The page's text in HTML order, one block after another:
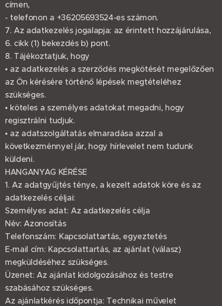
címen,
- telefonon a +36205693524-es számon.
7. Az adatkezelés jogalapja: az érintett hozzájárulása,
6. cikk (1) bekezdés b) pont.
8. Tájékoztatjuk, hogy
• az adatkezelés a szerződés megkötését megelőzően
az Ön kérésére történő lépések megtételéhez
szükséges.
• köteles a személyes adatokat megadni, hogy
regisztrálni tudjuk.
• az adatszolgáltatás elmaradása azzal a
következménnyel jár, hogy hírlevelet nem tudunk
küldeni.
HANGANYAG KÉRÉSE
1. Az adatgyűjtés ténye, a kezelt adatok köre és az
adatkezelés céljai:
Személyes adat: Az adatkezelés célja
Név: Azonosítás
Telefonszám: Kapcsolattartás, egyeztetés
E-mail cím: Kapcsolattartás, az ajánlat (válasz)
megküldéséhez szükséges.
Üzenet: Az ajánlat kidolgozásához és testre
szabásához szükséges.
Az ajánlatkérés időpontja: Technikai művelet